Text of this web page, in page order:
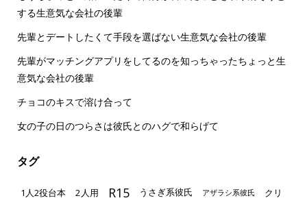
する生意気な会社の後輩
先輩とデートしたくて手段を選ばない生意気な会社の後輩
先輩がマッチングアプリをしてるのを知っちゃったちょっと生
意気な会社の後輩
チョコのキスで溶け合って
女の子の日のつらさは彼氏とのハグで和らげて
タグ
1人2役台本 2人用 R15 うさぎ系彼氏 アザラシ系彼氏 クリ